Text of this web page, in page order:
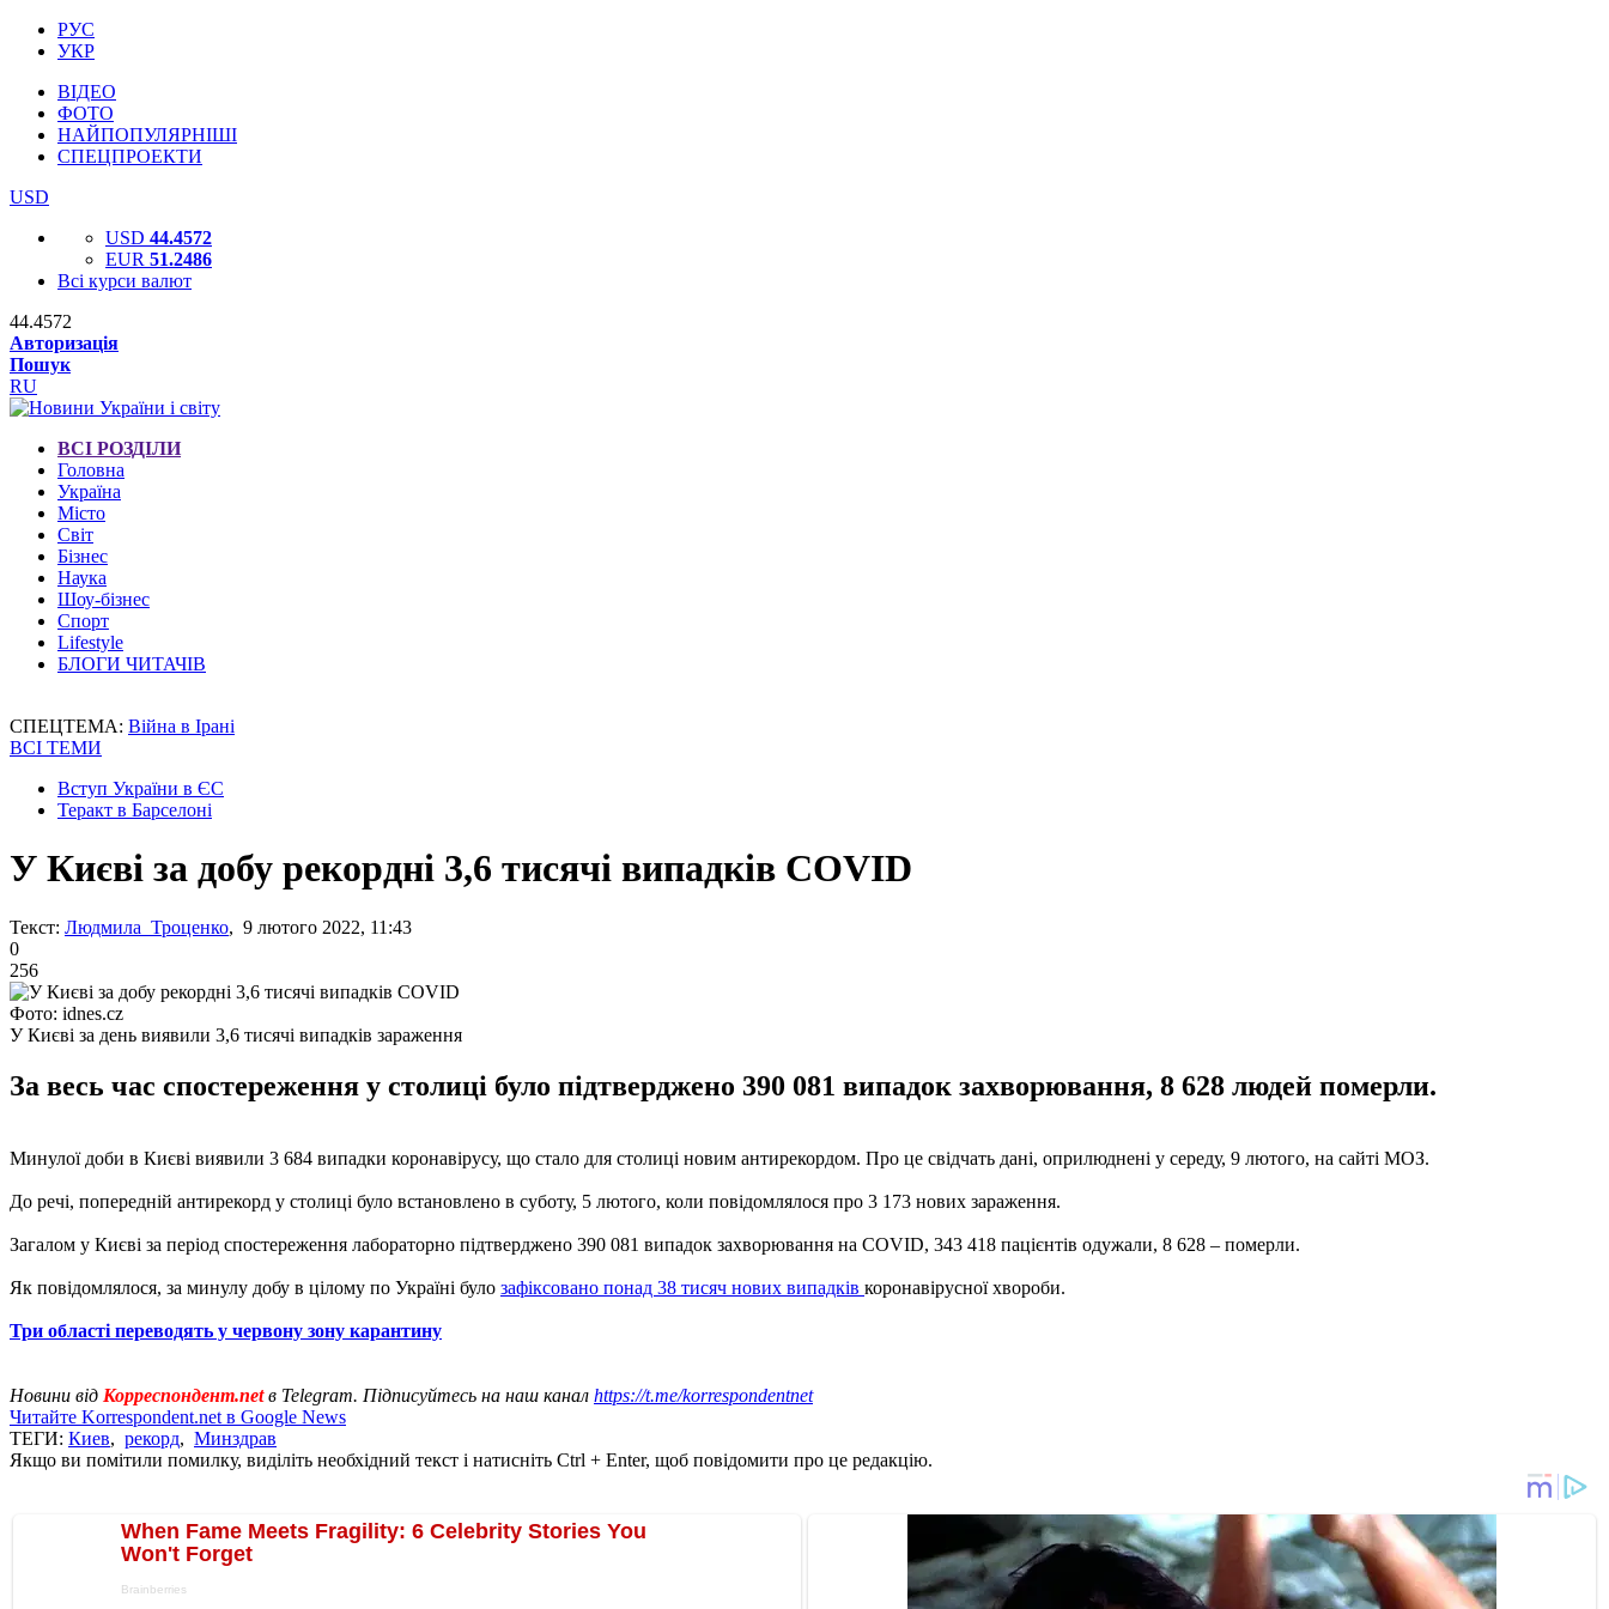
РУС
УКР
ВІДЕО
ФОТО
НАЙПОПУЛЯРНІШІ
СПЕЦПРОЕКТИ
USD
USD 44.4572
EUR 51.2486
Всі курси валют
44.4572
Авторизація
Пошук
RU
ВСІ РОЗДІЛИ
Головна
Україна
Місто
Світ
Бізнес
Наука
Шоу-бізнес
Спорт
Lifestyle
БЛОГИ ЧИТАЧІВ
СПЕЦТЕМА: Війна в Ірані
ВСІ ТЕМИ
Вступ України в ЄС
Теракт в Барселоні
У Києві за добу рекордні 3,6 тисячі випадків COVID
Текст: Людмила Троценко, 9 лютого 2022, 11:43
0
256
Фото: idnes.cz
У Києві за день виявили 3,6 тисячі випадків зараження
За весь час спостереження у столиці було підтверджено 390 081 випадок захворювання, 8 628 людей померли.
Минулої доби в Києві виявили 3 684 випадки коронавірусу, що стало для столиці новим антирекордом. Про це свідчать дані, оприлюднені у середу, 9 лютого, на сайті МОЗ.
До речі, попередній антирекорд у столиці було встановлено в суботу, 5 лютого, коли повідомлялося про 3 173 нових зараження.
Загалом у Києві за період спостереження лабораторно підтверджено 390 081 випадок захворювання на COVID, 343 418 пацієнтів одужали, 8 628 – померли.
Як повідомлялося, за минулу добу в цілому по Україні було зафіксовано понад 38 тисяч нових випадків коронавірусної хвороби.
Три області переводять у червону зону карантину
Новини від Корреспондент.netв Telegram. Підписуйтесь на наш канал https://t.me/korrespondentnet
Читайте Korrespondent.net в Google News
ТЕГИ: Киев, рекорд, Минздрав
Якщо ви помітили помилку, виділіть необхідний текст і натисніть Ctrl + Enter, щоб повідомити про це редакцію.